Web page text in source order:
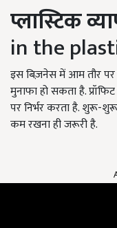
प्लास्टिक
in the
इस बिज़नेस में आम तौर
मुनाफा हो सकता है.
पर निर्भर करता है. शुरू-
कम रखना ही जरूरी है.